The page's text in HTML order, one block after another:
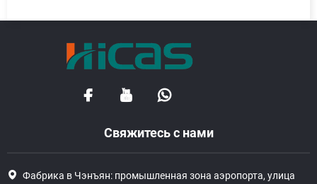
Свяжитесь с нами
Фабрика в Чэнъян: промышленная зона аэропорта, улица